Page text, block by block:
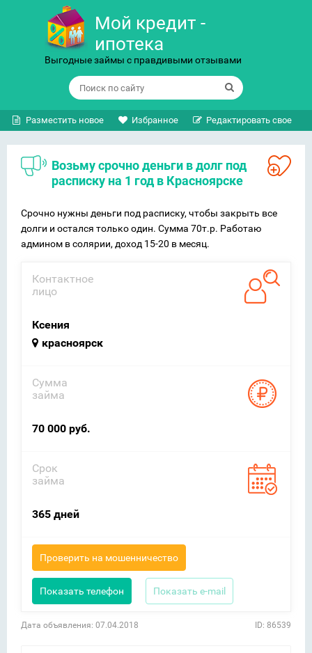
Мой кредит -
ипотека
Выгодные займы с правдивыми отзывами
Разместить новое Избранное Редактировать свое
возьму срочно деньги в долг под
расписку на 1 год в Красноярске
Срочно нужны деньги под расписку, чтобы закрыть все
долги и остался только один. Сумма 70т.р. Работаю
админом в солярии, доход 15-20 в месяц.
Контактное
лицо
Ксения
красноярск
Сумма
займа
70 000 руб.
Срок
займа
365 дней
Проверить на мошенничество
Показать телефон Показать e-mail
Дата объявления: 07.04.2018 ID: 86539